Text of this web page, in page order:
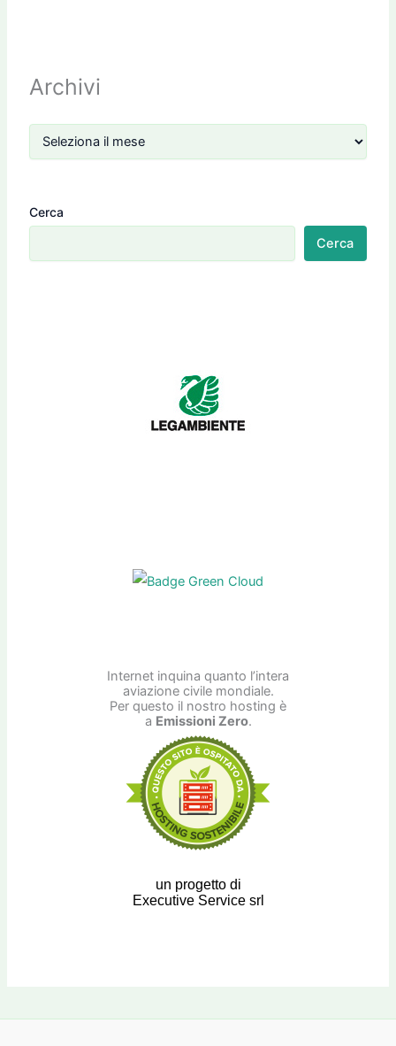
Archivi
Cerca
Cerca
Internet inquina quanto l’intera
aviazione civile mondiale.
Per questo il nostro hosting è
a Emissioni Zero.
un progetto di
Executive Service srl